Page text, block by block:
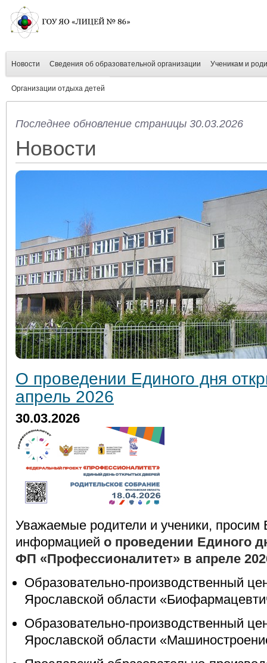
Новости Сведения об образовательной организации Ученикам и
Организации отдыха детей
Последнее обновление страницы 30.03.2026
Новости
О проведении Единого дня
апрель 2026
30.03.2026
Уважаемые родители и ученики, просим
информацией о проведении Единого
ФП «Профессионалитет» в апреле
Образовательно-производственный
Ярославской области
Образовательно-производственный
Ярославской области